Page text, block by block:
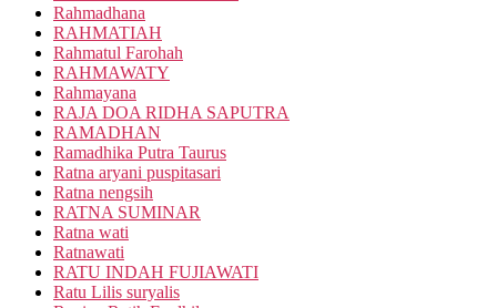
Rahmadhana
RAHMATIAH
Rahmatul Farohah
RAHMAWATY
Rahmayana
RAJA DOA RIDHA SAPUTRA
RAMADHAN
Ramadhika Putra Taurus
Ratna aryani puspitasari
Ratna nengsih
RATNA SUMINAR
Ratna wati
Ratnawati
RATU INDAH FUJIAWATI
Ratu Lilis suryalis